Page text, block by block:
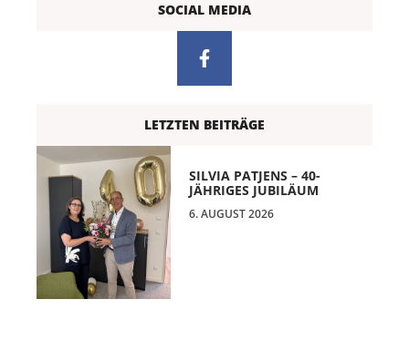
SOCIAL MEDIA
LETZTEN BEITRÄGE
SILVIA PATJENS – 40-
JÄHRIGES JUBILÄUM
6. AUGUST 2026